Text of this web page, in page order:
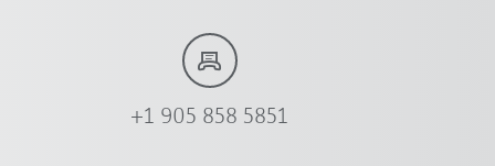
+1 905 858 5851